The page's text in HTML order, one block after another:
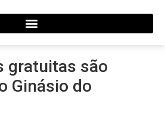
gratuitas são
Ginásio do